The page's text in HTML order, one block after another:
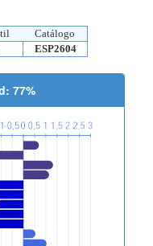
Catálogo
ESP2604
77%